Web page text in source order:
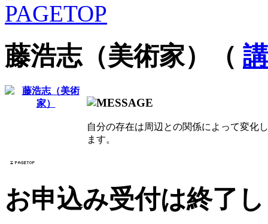
藤浩志（美術家）（
自分の存在は周辺との関係によって変化
ます。
お申込み受付は終了